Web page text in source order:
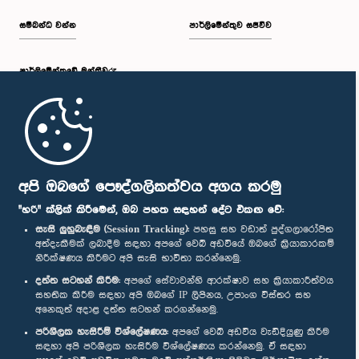
අපි ඔබගේ පෞද්ගලිකත්වය අගය කරමු
"හරි" ක්ලික් කිරීමෙන්, ඔබ පහත සඳහන් දේට එකඟ වේ:
සැසි ලුහුබැඳීම (Session Tracking): පහසු සහ වඩාත් පුද්ගලාරෝපිත
අත්දැකීමක් ලබාදීම සඳහා අපගේ වෙබ් අඩවියේ ඔබගේ ක්‍රියාකාරකම්
නිරීක්ෂණය කිරීමට අපි සැසි භාවිතා කරන්නෙමු.
දත්ත සටහන් කිරීම: අපගේ සේවාවන්හි ආරක්ෂාව සහ ක්‍රියාකාරීත්වය
සහතික කිරීම සඳහා අපි ඔබගේ IP ලිපිනය, උපාංග විස්තර සහ
අනෙකුත් අදාළ දත්ත සටහන් කරගන්නෙමු.
පරිශීලක හැසිරීම් විශ්ලේෂණය: අපගේ වෙබ් අඩවිය වැඩිදියුණු කිරීම
සඳහා අපි පරිශීලක හැසිරීම විශ්ලේෂණය කරන්නෙමු. ඒ සඳහා
සම්බන්ධ වන්න
පාර්ලි‌මේන්තුවේ මන්ත්‍රීවරු
මුල් පිටුව
පාර්ලිමේන්තුව සජීවීව
පාර්ලිමේන්තු ජංගම යෙදුම
අප හා සම්බන්ධ වී සිටින්න :
සම්මාන